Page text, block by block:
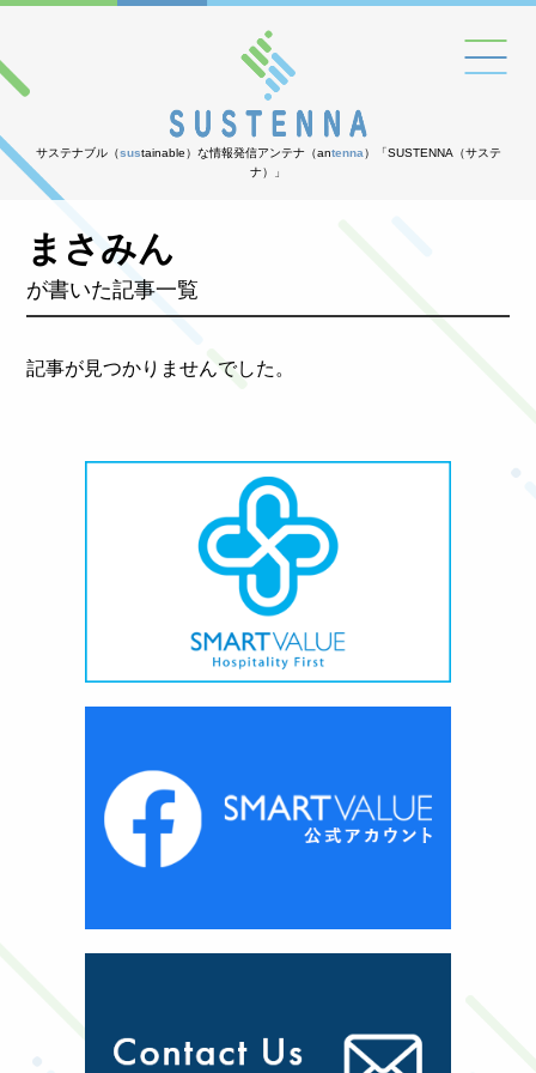
サステナブル（sustainable）な情報発信アンテナ（antenna）「SUSTENNA（サステ
ナ）」
メニュ
まさみん
が書いた記事一覧
記事が見つかりませんでした。